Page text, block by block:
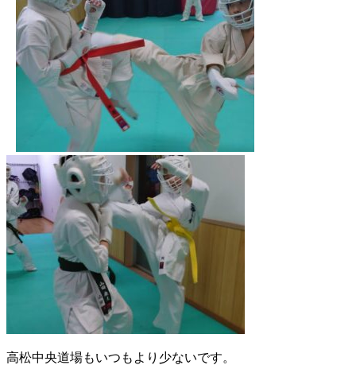
高松中央道場もいつもより少ないです。